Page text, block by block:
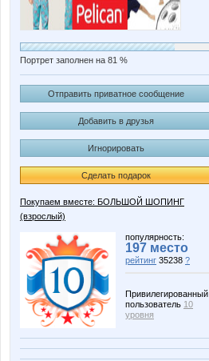
Портрет заполнен на 81 %
Отправить приватное сообщение
Добавить в друзья
Игнорировать
Сделать подарок
Покупаем вместе: БОЛЬШОЙ ШОПИНГ
(взрослый)
популярность:
197 место
рейтинг 35238 ?
Привилегированный
пользователь 10
уровня